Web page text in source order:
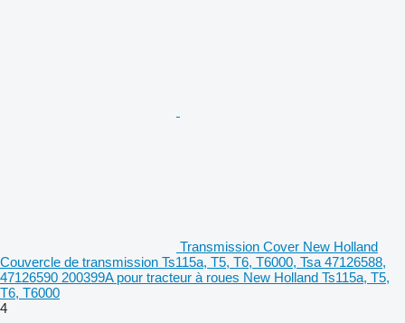
Transmission Cover New Holland
Couvercle de transmission Ts115a, T5, T6, T6000, Tsa 47126588,
47126590 200399A pour tracteur à roues New Holland Ts115a, T5,
T6, T6000
4